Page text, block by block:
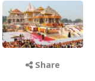
Share